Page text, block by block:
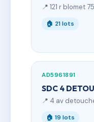
📍 121 r blomet
🏠 21 lots
AD5961891
SDC 4
📍 4 av
🏠 19 lots